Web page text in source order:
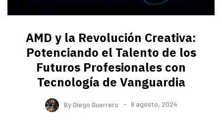
AMD y la Revolución Creativa:
Potenciando el Talento de los
Futuros Profesionales con
Tecnología de Vanguardia
ByDiego Guerrero 9 agosto, 2024